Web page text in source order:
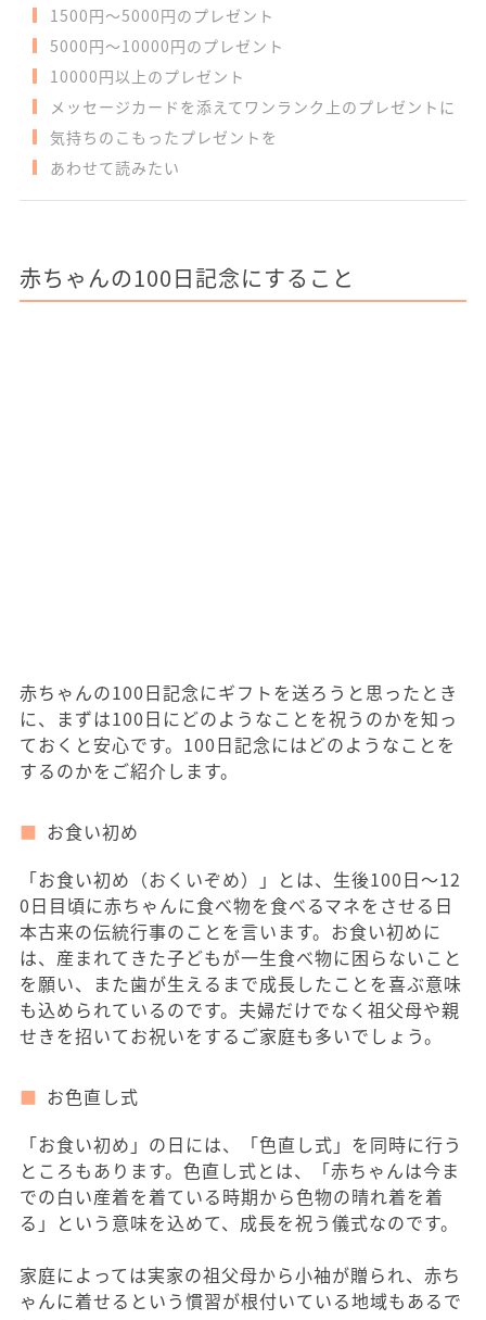
1500円～5000円のプレゼント
5000円～10000円のプレゼント
10000円以上のプレゼント
メッセージカードを添えてワンランク上のプレゼントに
気持ちのこもったプレゼントを
あわせて読みたい
赤ちゃんの100日記念にすること
赤ちゃんの100日記念にギフトを送ろうと思ったとき
に、まずは100日にどのようなことを祝うのかを知っ
ておくと安心です。100日記念にはどのようなことを
するのかをご紹介します。
お食い初め
「お食い初め（おくいぞめ）」とは、生後100日～12
0日目頃に赤ちゃんに食べ物を食べるマネをさせる日
本古来の伝統行事のことを言います。お食い初めに
は、産まれてきた子どもが一生食べ物に困らないこと
を願い、また歯が生えるまで成長したことを喜ぶ意味
も込められているのです。夫婦だけでなく祖父母や親
せきを招いてお祝いをするご家庭も多いでしょう。
お色直し式
「お食い初め」の日には、「色直し式」を同時に行う
ところもあります。色直し式とは、「赤ちゃんは今ま
での白い産着を着ている時期から色物の晴れ着を着
る」という意味を込めて、成長を祝う儀式なのです。
家庭によっては実家の祖父母から小袖が贈られ、赤ち
ゃんに着せるという慣習が根付いている地域もあるで